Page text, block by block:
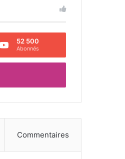
52 500
Abonnés
Commentaires